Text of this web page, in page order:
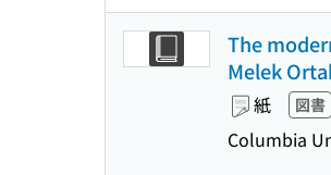
The
Melek
紙 図書
Columbia